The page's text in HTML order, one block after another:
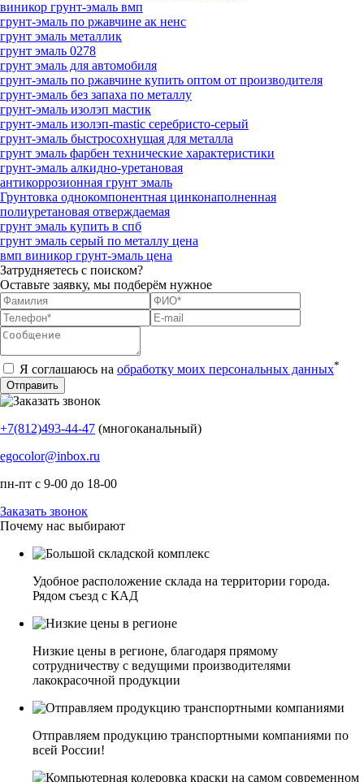
виникор грунт-эмаль вмп
грунт-эмаль по ржавчине ак ненс
грунт эмаль металлик
грунт эмаль 0278
грунт эмаль для автомобиля
грунт-эмаль по ржавчине купить оптом от производителя
грунт-эмаль без запаха по металлу
грунт-эмаль изолэп мастик
грунт-эмаль изолэп-mastic серебристо-серый
грунт-эмаль быстросохнущая для металла
грунт эмаль фарбен технические характеристики
грунт-эмаль алкидно-уретановая
антикоррозионная грунт эмаль
Грунтовка однокомпонентная цинконаполненная
полиуретановая отверждаемая
грунт эмаль купить в спб
грунт эмаль серый по металлу цена
вмп виникор грунт-эмаль цена
Затрудняетесь с поиском?
Оставьте заявку, мы подберём нужное
Я соглашаюсь на обработку моих персональных данных*
+7(812)493-44-47 (многоканальный)
egocolor@inbox.ru
пн-пт с 9-00 до 18-00
Заказать звонок
Почему нас выбирают
Удобное расположение склада на территории города.
Рядом съезд с КАД
Низкие цены в регионе, благодаря прямому
сотрудничеству с ведущими производителями
лакокрасочной продукции
Отправляем продукцию транспортными компаниями по
всей России!